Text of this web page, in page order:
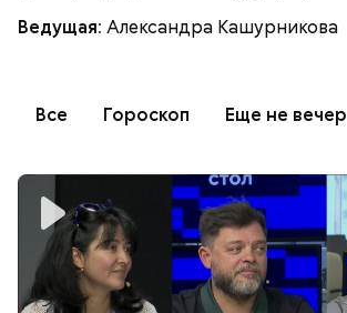
Ведущая: Александра Кашурникова
Все Гороскоп Еще не вечер